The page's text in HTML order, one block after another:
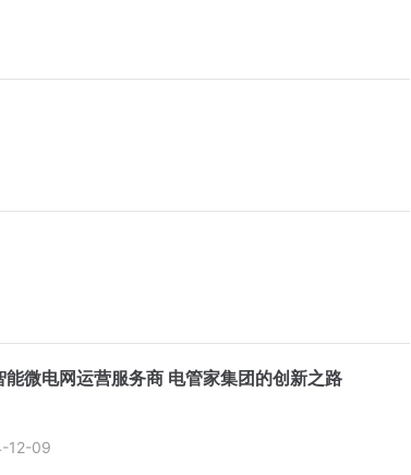
能微电网运营服务商 电管家集团的创新之路
12-09